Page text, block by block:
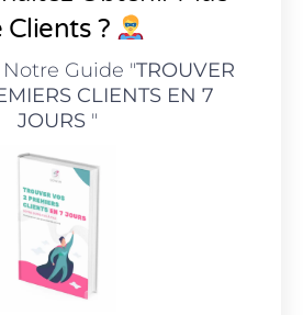
Clients ?
Guide "TROUVER
CLIENTS EN 7
JOURS"